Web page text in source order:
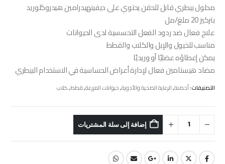
محلول بيطري قابل للحقن يحتوي على ديفينهيدرامين هيدروكلوريد
بتركيز 20 ملغ/مل
علاج فعال ضد ردود الفعل التحسسية لدى الحيوانات
مناسب للخيول والإبل والكلاب والقطط
يمكن إعطاؤه عضليًا أو وريديًا
مضاد هيستامين فعال لإدارة أعراض الحساسية في الاستخدام البيطري
التصنيفات:أحصنة,الرعاية الصحية والأدوية,حيوانات المزرعة,قطط,كلاب
إضافة إلى سلة المشتريات